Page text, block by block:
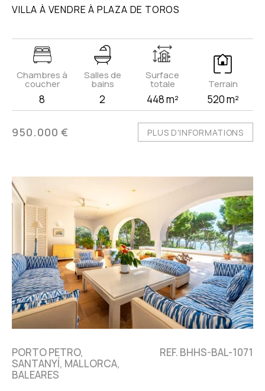
VILLA À VENDRE À PLAZA DE TOROS
Chambres à
coucher
8
Salles de
bains
2
Surface
totale
448 m²
Terrain
520 m²
950.000 € PLUS D'INFORMATIONS
PORTO PETRO,
SANTANYÍ, MALLORCA,
BALEARES
REF. BHHS-BAL-1071